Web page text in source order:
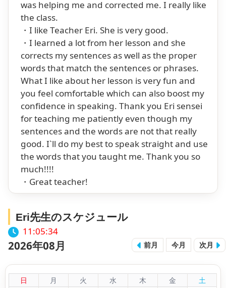
was helping me and corrected me. I really like
the class.
・I like Teacher Eri. She is very good.
・I learned a lot from her lesson and she
corrects my sentences as well as the proper
words that match the sentences or phrases.
What I like about her lesson is very fun and
you feel comfortable which can also boost my
confidence in speaking. Thank you Eri sensei
for teaching me patiently even though my
sentences and the words are not that really
good. I`ll do my best to speak straight and use
the words that you taught me. Thank you so
much!!!!
・Great teacher!
Eri先生のスケジュール
11:05:35
2026年08月 前月 今月 次月
日 月 火 水 木 金 土